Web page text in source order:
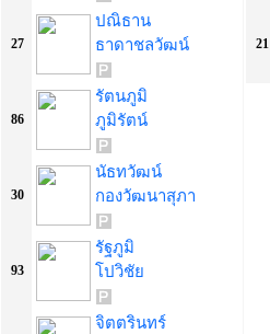
27
ปณิธาน
ธาดาชลวัฒน์
86
รัตนภูมิ
ภูมิรัตน์
30
นัธทวัฒน์
กองวัฒนาสุภา
93
รัฐภูมิ
โปวิชัย
จิตตรินทร์
21